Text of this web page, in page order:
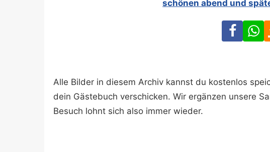
schönen abend und
Alle Bilder in diesem Archiv kannst du kostenlos
dein Gästebuch verschicken. Wir ergänzen unsere
Besuch lohnt sich also immer wieder.